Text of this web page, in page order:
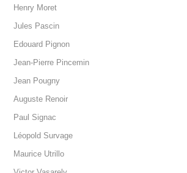
Henry Moret
Jules Pascin
Edouard Pignon
Jean-Pierre Pincemin
Jean Pougny
Auguste Renoir
Paul Signac
Léopold Survage
Maurice Utrillo